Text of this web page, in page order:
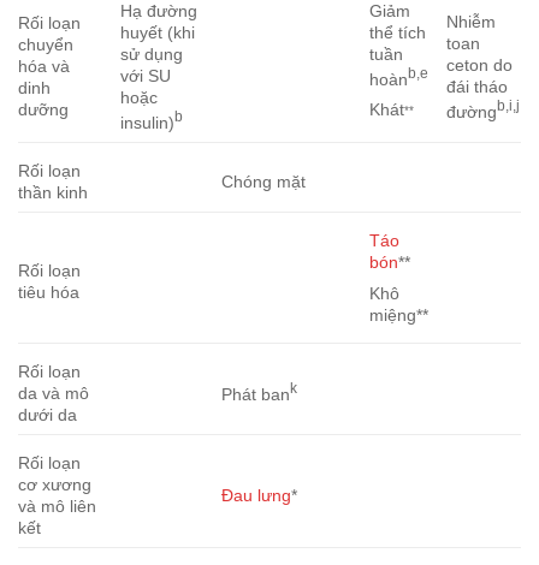
Rối loạn
chuyển
hóa và
dinh
dưỡng
Hạ đường
huyết (khi
sử dụng
với SU
hoặc
insulin)b
Giảm
thể tích
tuần
hoànb,e
Khát**
Nhiễm
toan
ceton do
đái tháo
đườngb,i,j
Rối loạn
thần kinh
Chóng mặt
Rối loạn
tiêu hóa
Táo
bón**
Khô
miệng**
Rối loạn
da và mô
dưới da
Phát bank
Rối loạn
cơ xương
và mô liên
kết
Đau lưng*